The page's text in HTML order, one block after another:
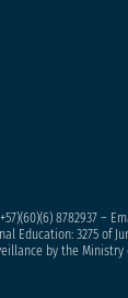
8782937 –
Education: 3275 of
by the Ministry